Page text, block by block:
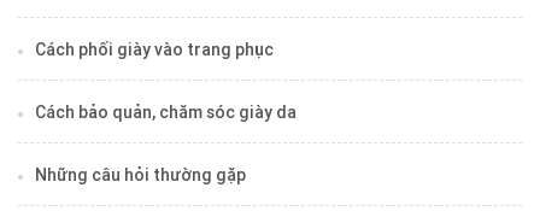
Cách phối giày vào trang phục
Cách bảo quản, chăm sóc giày da
Những câu hỏi thường gặp